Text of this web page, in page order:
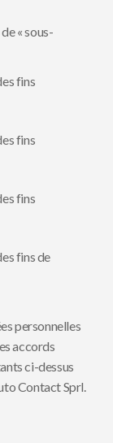
« sous-
fins
fins
fins
fins de
personnelles
accords
ci-dessus
Contact Sprl.